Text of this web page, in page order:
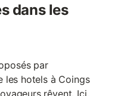
dans les
par
les hotels à Coings
rêvent. Ici,